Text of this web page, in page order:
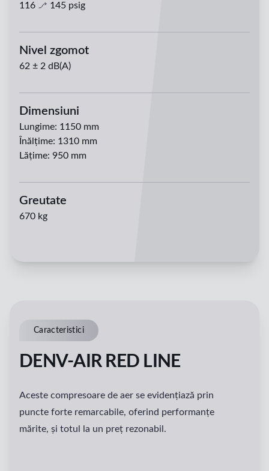
116
145 psig
Nivel zgomot
62 ± 2 dB(A)
Dimensiuni
Lungime: 1150 mm
Înălțime: 1310 mm
Lățime: 950 mm
Greutate
670 kg
Caracteristici
DENV-AIR RED LINE
Aceste compresoare de aer se evidențiază prin
puncte forte remarcabile, oferind performanțe
mărite, și totul la un preț rezonabil.